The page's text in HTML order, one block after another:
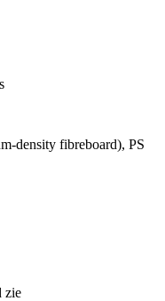
density fibreboard), PS
zie